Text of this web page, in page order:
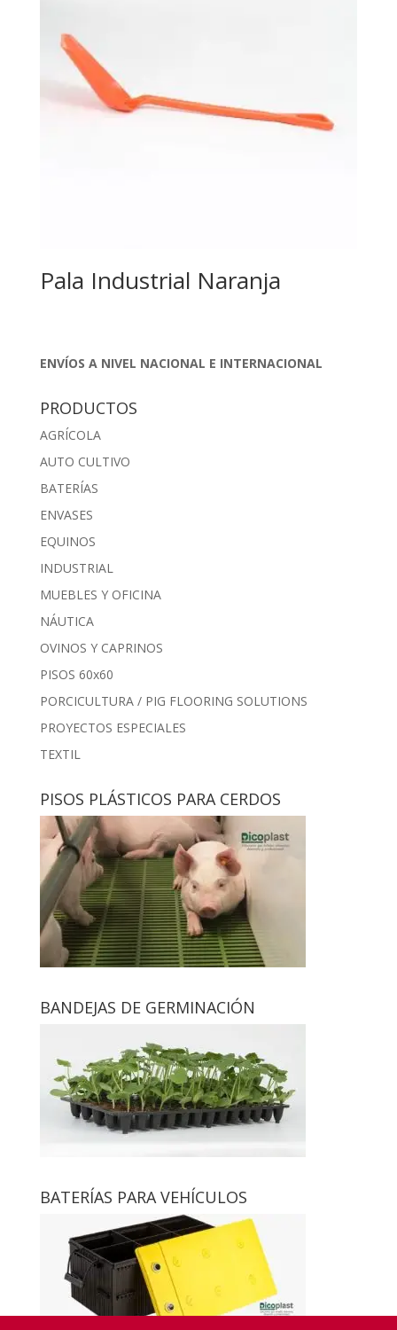
Pala Industrial Naranja
ENVÍOS A NIVEL NACIONAL E INTERNACIONAL
PRODUCTOS
AGRÍCOLA
AUTO CULTIVO
BATERÍAS
ENVASES
EQUINOS
INDUSTRIAL
MUEBLES Y OFICINA
NÁUTICA
OVINOS Y CAPRINOS
PISOS 60x60
PORCICULTURA / PIG FLOORING SOLUTIONS
PROYECTOS ESPECIALES
TEXTIL
PISOS PLÁSTICOS PARA CERDOS
BANDEJAS DE GERMINACIÓN
BATERÍAS PARA VEHÍCULOS